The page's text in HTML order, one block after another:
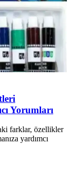
Yorumları
farklar, özellikler
yardımcı